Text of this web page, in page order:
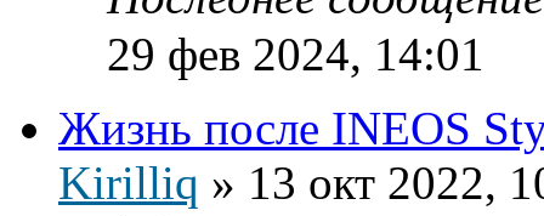
29 фев 2024, 14:01
Жизнь после INEOS
Kirilliq » 13 окт 2022,